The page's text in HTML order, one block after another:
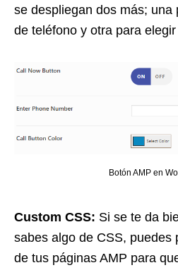
se despliegan dos más; una
de teléfono y otra para
Botón AMP en
Custom CSS: Si se te da
sabes algo de CSS, puedes
de tus páginas AMP para